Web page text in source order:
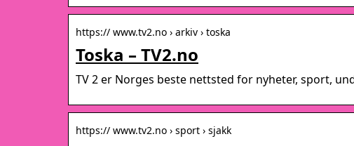
https:// www.tv2.no › arkiv › toska
Toska – TV2.no
TV 2 er Norges beste nettsted for nyheter, sport,
https:// www.tv2.no › sport › sjakk